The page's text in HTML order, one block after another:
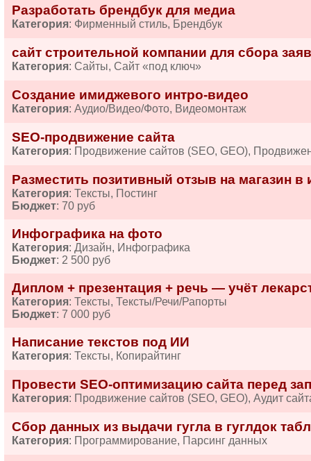
Разработать брендбук для медиа
Категория: Фирменный стиль, Брендбук
сайт строительной компании для сбора
Категория: Сайты, Сайт «под ключ»
Создание имиджевого интро-видео
Категория: Аудио/Видео/Фото, Видеомонтаж
SEO-продвижение сайта
Категория: Продвижение сайтов (SEO, GEO),
Разместить позитивный отзыв на магазин в
Категория: Тексты, Постинг
Бюджет: 70 руб
Инфографика на фото
Категория: Дизайн, Инфографика
Бюджет: 2 500 руб
Диплом + презентация + речь — учёт
Категория: Тексты, Тексты/Речи/Рапорты
Бюджет: 7 000 руб
Написание текстов под ИИ
Категория: Тексты, Копирайтинг
Провести SEO-оптимизацию сайта перед
Категория: Продвижение сайтов (SEO, GEO), Аудит
Сбор данных из выдачи гугла в гуглдок
Категория: Программирование, Парсинг данных